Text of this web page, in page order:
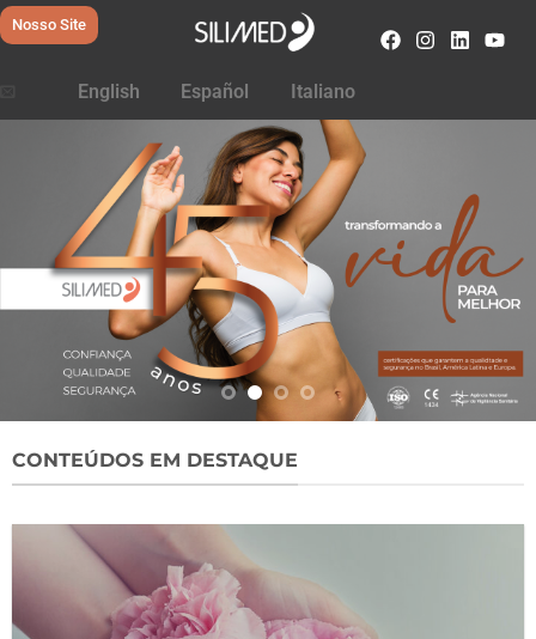
Nosso Site
English Español Italiano
CONTEÚDOS EM DESTAQUE